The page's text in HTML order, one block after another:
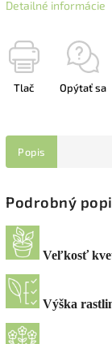
Detailné informácie
Tlač Opýtať sa
Popis
Podrobný
Veľkosť
Výška